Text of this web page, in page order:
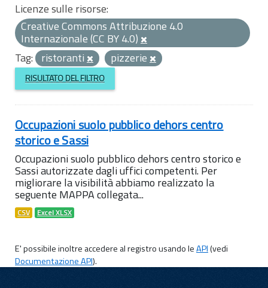
Licenze sulle risorse:
Creative Commons Attribuzione 4.0
Internazionale (CC BY 4.0)
Tag: ristoranti pizzerie
RISULTATO DEL FILTRO
Occupazioni suolo pubblico dehors centro
storico e Sassi
Occupazioni suolo pubblico dehors centro storico e
Sassi autorizzate dagli uffici competenti. Per
migliorare la visibilità abbiamo realizzato la
seguente MAPPA collegata...
CSV Excel XLSX
E' possibile inoltre accedere al registro usando leAPI(vedi
Documentazione API).